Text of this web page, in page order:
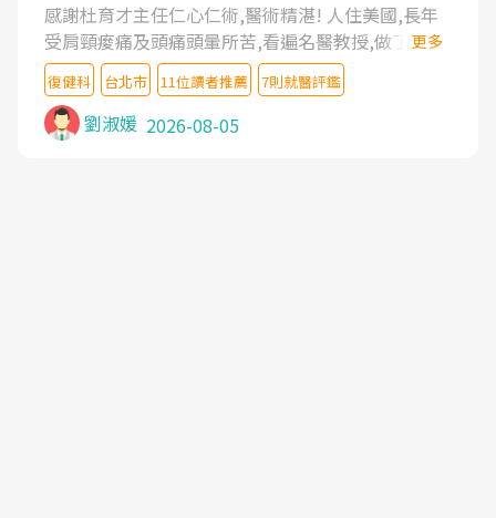
感謝杜育才主任仁心仁術,醫術精湛! 人住美國,長年
受肩頸痠痛及頭痛頭暈所苦,看遍名醫教授,做了各種
檢查,也嘗試過西醫打針,中醫針灸及物理徒手治療都
沒有用,後來連吃到嗎啡類止痛藥都效果有限,只是壓
症狀,沒多久就痛起來,多年失眠嚴重影響生活品質.
台灣親友介紹忠孝醫院杜育才主任是頸頭症候群專
更多
復健科 台北市 11位讀者推薦 7則就醫評鑑
劉淑媛 2026-08-05